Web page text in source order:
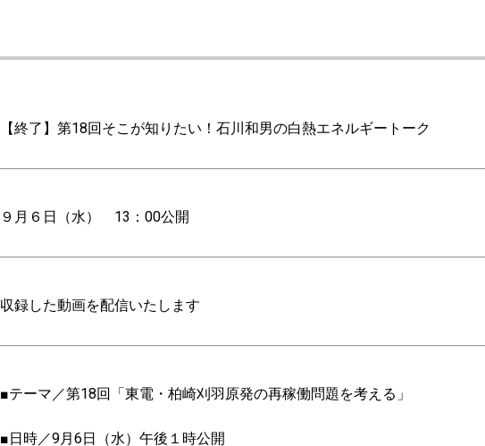
【終了】第18回そこが知りたい！石川和男の白熱エネルギートーク
９月６日（水） 13：00公開
収録した動画を配信いたします
■テーマ／第18回「東電・柏崎刈羽原発の再稼働問題を考える」
■日時／9月6日（水）午後１時公開